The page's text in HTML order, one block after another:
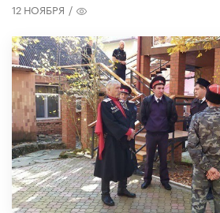
12 НОЯБРЯ /